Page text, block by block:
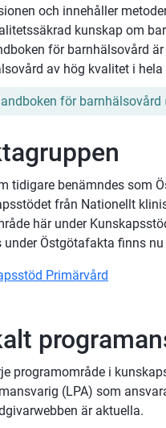
och innehåller
kunskap om
för barnhälsovård
av hög kvalitet i hela
för barnhälsovård
tidigare benämndes som
från Nationellt
här under
Östgötafakta finns
Primärvård
programområde i
(LPA) som
är aktuella.